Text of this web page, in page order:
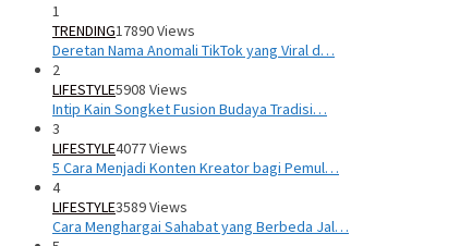
1
TRENDING17890 Views
Deretan Nama Anomali TikTok yang Viral d…
2
LIFESTYLE5908 Views
Intip Kain Songket Fusion Budaya Tradisi…
3
LIFESTYLE4077 Views
5 Cara Menjadi Konten Kreator bagi Pemul…
4
LIFESTYLE3589 Views
Cara Menghargai Sahabat yang Berbeda Jal…